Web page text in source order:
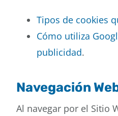
Tipos de cookies
Cómo utiliza
publicidad.
Navegación
Al navegar por el Sitio